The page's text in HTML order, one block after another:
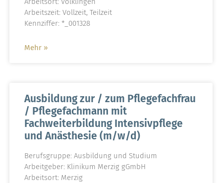
Arbeitszeit: Vollzeit, Teilzeit
Kennziffer: *_001328
Mehr »
Ausbildung zur / zum Pflegefachfrau
/ Pflegefachmann mit
Fachweiterbildung Intensivpflege
und Anästhesie (m/w/d)
Berufsgruppe: Ausbildung und Studium
Arbeitgeber: Klinikum Merzig gGmbH
Arbeitsort: Merzig